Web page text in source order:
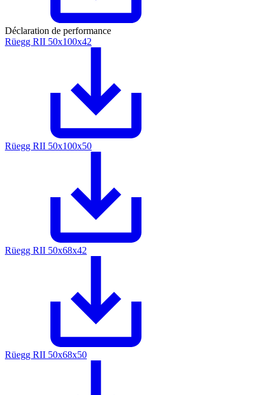
Déclaration de performance
Rüegg RII 50x100x42
Rüegg RII 50x100x50
Rüegg RII 50x68x42
Rüegg RII 50x68x50